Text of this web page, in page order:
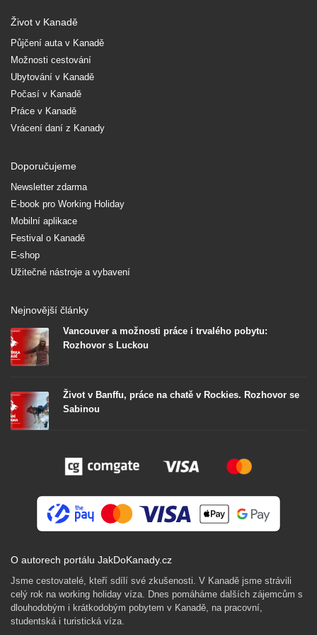
Život v Kanadě
Půjčení auta v Kanadě
Možnosti cestování
Ubytování v Kanadě
Počasí v Kanadě
Práce v Kanadě
Vrácení daní z Kanady
Doporučujeme
Newsletter zdarma
E-book pro Working Holiday
Mobilní aplikace
Festival o Kanadě
E-shop
Užitečné nástroje a vybavení
Nejnovější články
Vancouver a možnosti práce i trvalého pobytu:
Rozhovor s Luckou
Život v Banffu, práce na chatě v Rockies. Rozhovor se
Sabinou
O autorech portálu JakDoKanady.cz
Jsme cestovatelé, kteří sdílí své zkušenosti. V Kanadě jsme strávili
celý rok na working holiday víza. Dnes pomáháme dalších zájemcům s
dlouhodobým i krátkodobým pobytem v Kanadě, na pracovní,
studentská i turistická víza.